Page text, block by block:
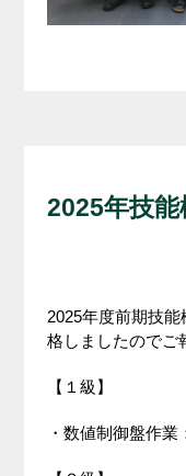
2025年技
2025年度前期技
格しましたのでご
【１級】
・数値制御盤作業